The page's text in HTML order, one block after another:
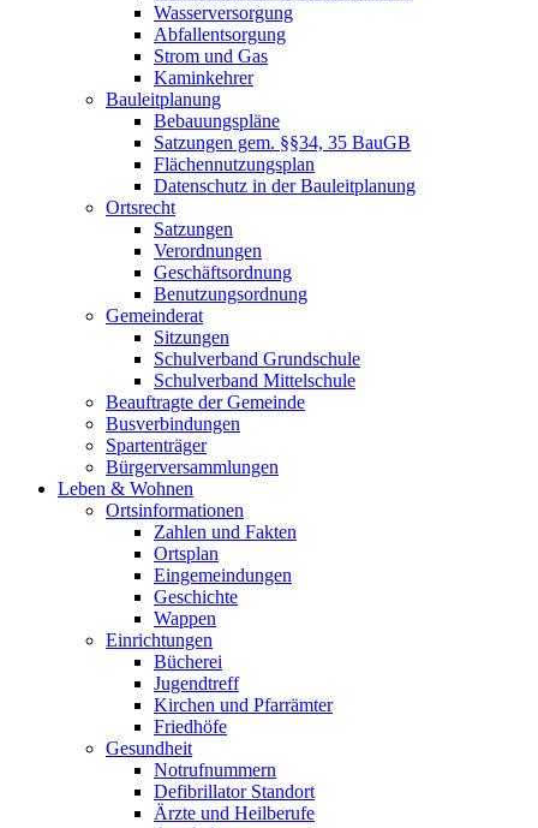
Wasserversorgung
Abfallentsorgung
Strom und Gas
Kaminkehrer
Bauleitplanung
Bebauungspläne
Satzungen gem. §§34, 35 BauGB
Flächennutzungsplan
Datenschutz in der Bauleitplanung
Ortsrecht
Satzungen
Verordnungen
Geschäftsordnung
Benutzungsordnung
Gemeinderat
Sitzungen
Schulverband Grundschule
Schulverband Mittelschule
Beauftragte der Gemeinde
Busverbindungen
Spartenträger
Bürgerversammlungen
Leben & Wohnen
Ortsinformationen
Zahlen und Fakten
Ortsplan
Eingemeindungen
Geschichte
Wappen
Einrichtungen
Bücherei
Jugendtreff
Kirchen und Pfarrämter
Friedhöfe
Gesundheit
Notrufnummern
Defibrillator Standort
Ärzte und Heilberufe